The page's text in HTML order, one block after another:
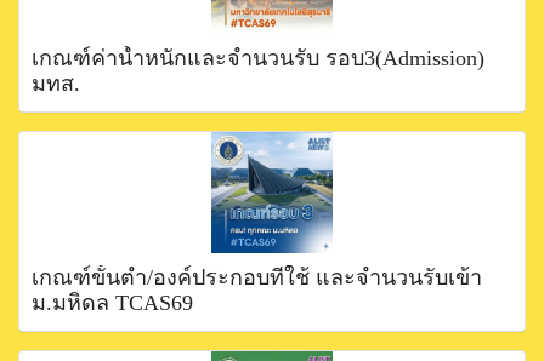
เกณฑ์ค่าน้ำหนักและจำนวนรับ รอบ3(Admission)
มทส.
เกณฑ์ขั้นตำ่/องค์ประกอบที่ใช้ และจำนวนรับเข้า
ม.มหิดล TCAS69